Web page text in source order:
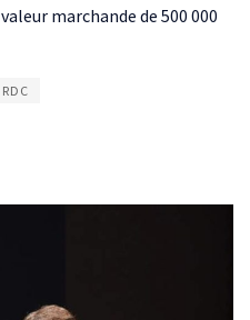
marchande de 500 000
RDC